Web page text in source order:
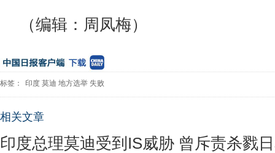
（编辑：周凤梅）
标签： 印度 莫迪 地方选举 失败
相关文章
印度总理莫迪受到IS威胁 曾斥责杀戮